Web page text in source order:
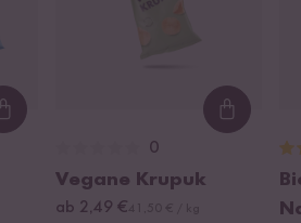
Loading...
0
Vegane Krupuk
ab 2,49 €